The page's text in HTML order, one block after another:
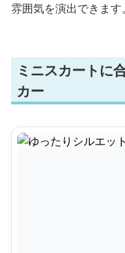
雰囲気を演出できます。
ミニスカートに
カー